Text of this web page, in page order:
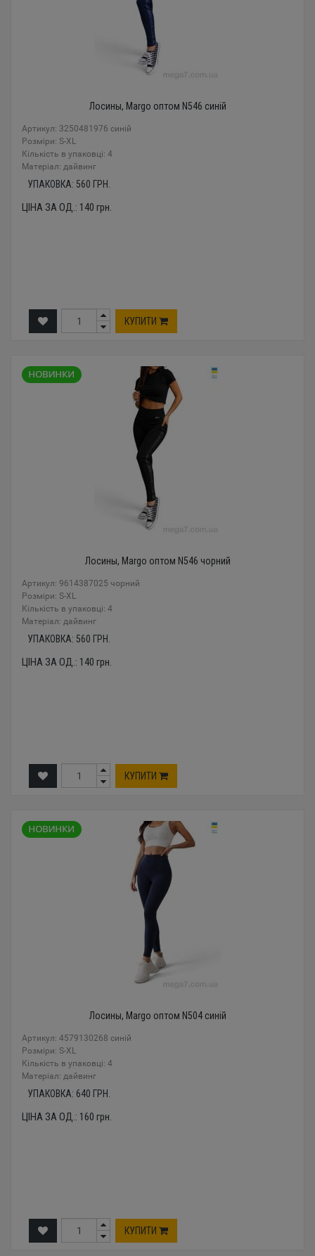
Лосины, Margo оптом N546 синій
Артикул: 3250481976 синій
Розміри: S-XL
Кількість в упаковці: 4
Mатеріал: дайвинг
УПАКОВКА: 560 ГРН.
ЦІНА ЗА ОД.: 140 грн.
КУПИТИ
Лосины, Margo оптом N546 чорний
Артикул: 9614387025 чорний
Розміри: S-XL
Кількість в упаковці: 4
Mатеріал: дайвинг
УПАКОВКА: 560 ГРН.
ЦІНА ЗА ОД.: 140 грн.
КУПИТИ
Лосины, Margo оптом N504 синій
Артикул: 4579130268 синій
Розміри: S-XL
Кількість в упаковці: 4
Mатеріал: дайвинг
УПАКОВКА: 640 ГРН.
ЦІНА ЗА ОД.: 160 грн.
КУПИТИ